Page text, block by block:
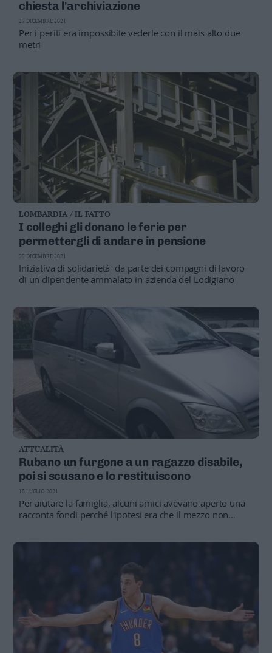
Leggi/Abbonati
Newsletter
Bazar
Radio
Dolomiti
Social media
chiesta l'archiviazione
Per i periti era impossibile vederle con il mais alto due
metri
27 DICEMBRE 2021
LOMBARDIA / IL FATTO
I colleghi gli donano le ferie per
permettergli di andare in pensione
Iniziativa di solidarietà da parte dei compagni di lavoro
di un dipendente ammalato in azienda del Lodigiano
22 DICEMBRE 2021
ATTUALITÀ
Rubano un furgone a un ragazzo disabile,
poi si scusano e lo restituiscono
Per aiutare la famiglia, alcuni amici avevano aperto una
racconta fondi perché l'ipotesi era che il mezzo non
18 LUGLIO 2021